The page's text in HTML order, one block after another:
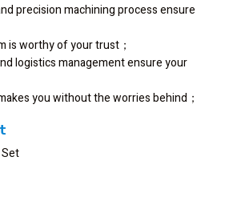
precision machining process ensure
is worthy of your trust；
logistics management ensure your
you without the worries behind；